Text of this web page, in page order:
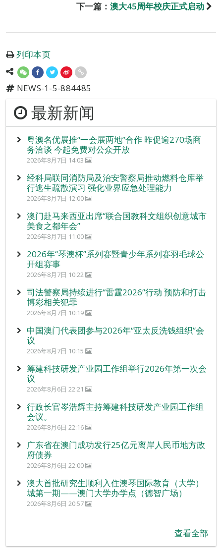
下一篇： 澳大45周年校庆正式启动
列印本页
NEWS-1-5-884485
最新新闻
粤澳名优展推“一会展两地”合作 昨促逾270场商
务洽谈 今起免费对公众开放
2026年8月7日 14:03
经科局联同消防局及治安警察局推动燃料仓库举
行逃生疏散演习 强化业界应急处理能力
2026年8月7日 12:00
澳门赴马来西亚出席“联合国教科文组织创意城市
美食之都年会”
2026年8月7日 11:00
2026年“琴澳杯”系列赛暨青少年系列赛羽毛球公
开组赛事
2026年8月7日 10:22
司法警察局持续进行“雷霆2026”行动 预防和打击
博彩相关犯罪
2026年8月7日 10:19
中国澳门代表团参与2026年“亚太反洗钱组织”会
议
2026年8月7日 10:15
筹建科技研发产业园工作组举行2026年第一次会
议
2026年8月6日 22:21
行政长官岑浩辉主持筹建科技研发产业园工作组
会议。
2026年8月6日 22:16
广东省在澳门成功发行25亿元离岸人民币地方政
府债券
2026年8月6日 22:00
澳大首批研究生顺利入住澳琴国际教育（大学）
城第一期——澳门大学办学点（德智广场）
2026年8月6日 20:57
查看全部